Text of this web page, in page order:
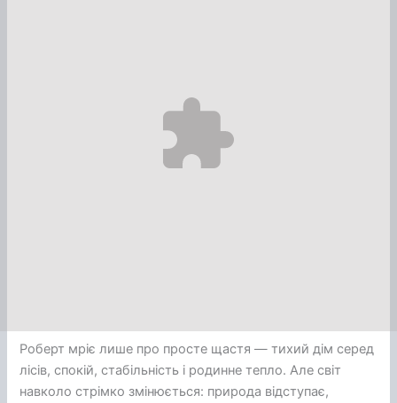
Роберт мріє лише про просте щастя — тихий дім серед
лісів, спокій, стабільність і родинне тепло. Але світ
навколо стрімко змінюється: природа відступає,